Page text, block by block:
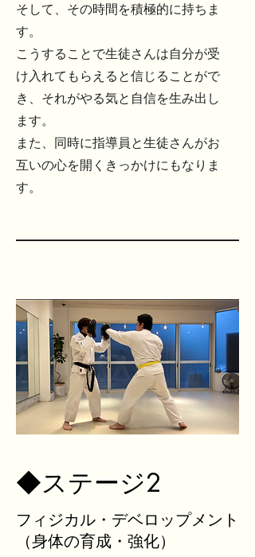
そして、その時間を積極的に持ちま
す。
こうすることで生徒さんは自分が受
け入れてもらえると信じることがで
き、それがやる気と自信を生み出し
ます。
​また、同時に指導員と生徒さんがお
互いの心を開くきっかけにもなりま
す。
◆ステージ2
フィジカル・デベロップメント
​（身体の育成・強化）